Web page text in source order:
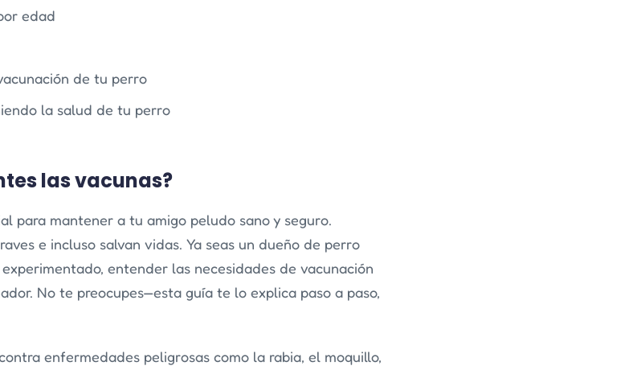
edad
de tu perro
la salud de tu perro
las vacunas?
para mantener a tu amigo peludo sano y seguro.
e incluso salvan vidas. Ya seas un dueño de perro
entender las necesidades de vacunación
No te preocupes—esta guía te lo explica paso a paso,
enfermedades peligrosas como la rabia, el moquillo,